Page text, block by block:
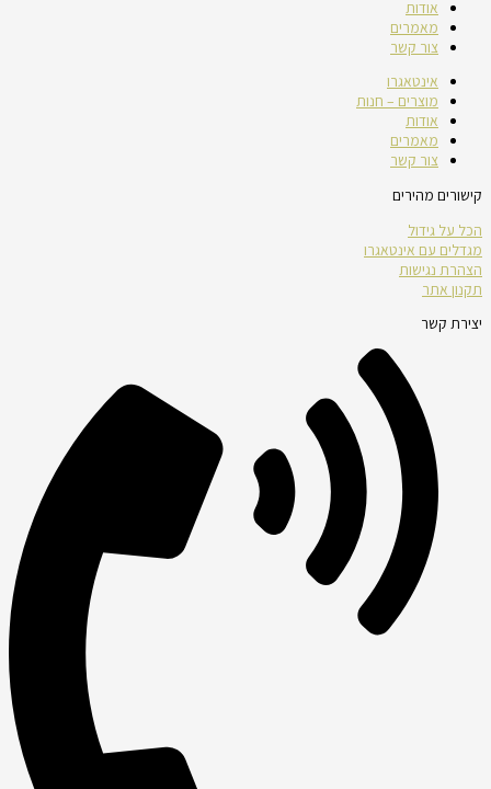
אודות
מאמרים
צור קשר
אינטאגרו
מוצרים – חנות
אודות
מאמרים
צור קשר
קישורים מהירים
הכל על גידול
מגדלים עם אינטאגרו
הצהרת נגישות
תקנון אתר
יצירת קשר